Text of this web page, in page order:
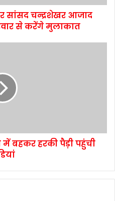
चन्द्रशेखर आजाद
से करेंगे मुलाकात
में बहकर हरकी पैड़ी पहुंची